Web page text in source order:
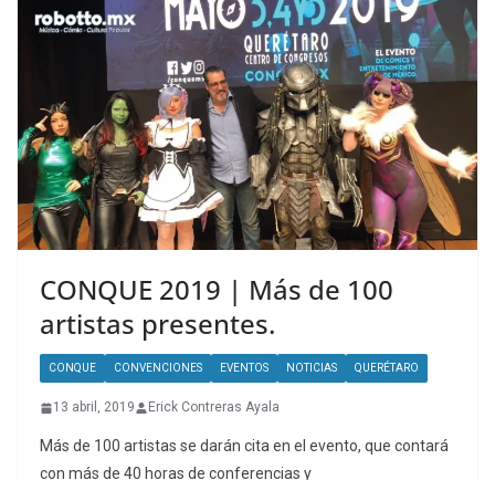
CONQUE 2019 | Más de 100
artistas presentes.
CONQUE CONVENCIONES EVENTOS NOTICIAS QUERÉTARO
13 abril, 2019 Erick Contreras Ayala
Más de 100 artistas se darán cita en el evento, que contará
con más de 40 horas de conferencias y